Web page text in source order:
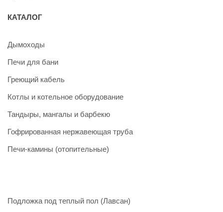
КАТАЛОГ
Дымоходы
Печи для бани
Греющий кабель
Котлы и котельное оборудование
Тандыры, мангалы и барбекю
Гофрированная нержавеющая труба
Печи-камины (отопительные)
Подложка под теплый пол (Лавсан)